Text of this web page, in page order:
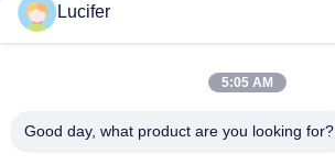
Lucifer
5:05 AM
Good day, what product are you looking for?